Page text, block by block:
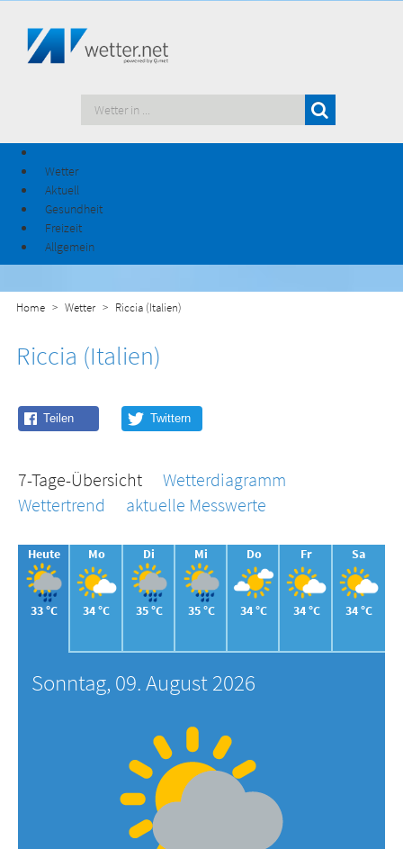
Wetter
Aktuell
Gesundheit
Freizeit
Allgemein
Home Wetter Riccia (Italien)
Riccia (Italien)
7-Tage-Übersicht
Wetterdiagramm
Wettertrend
aktuelle Messwerte
Heute
33 °C
Mo
34 °C
Di
35 °C
Mi
35 °C
Do
34 °C
Fr
34 °C
Sa
34 °C
Sonntag, 09. August 2026